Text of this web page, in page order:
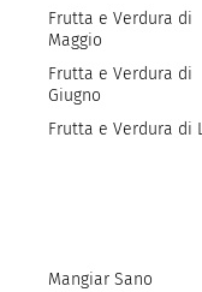
Frutta e Verdura di
Maggio
Frutta e Verdura di
Giugno
Frutta e Verdura di
Mangiar Sano